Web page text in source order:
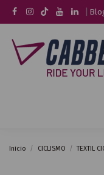
Inicio CICLISMO TEXTIL